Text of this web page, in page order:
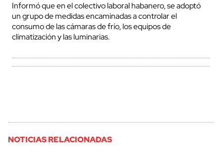
Informó que en el colectivo laboral habanero, se adoptó
un grupo de medidas encaminadas a controlar el
consumo de las cámaras de frío, los equipos de
climatización y las luminarias.
NOTICIAS RELACIONADAS